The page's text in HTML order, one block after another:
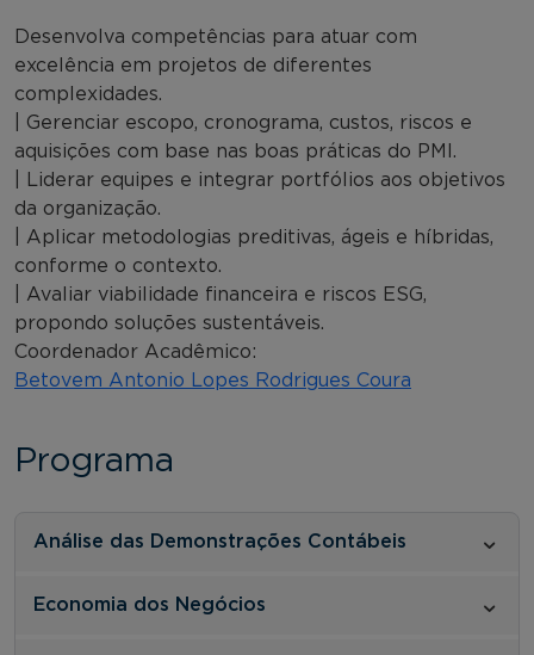
Desenvolva competências para atuar com
excelência em projetos de diferentes
complexidades.
| Gerenciar escopo, cronograma, custos, riscos e
aquisições com base nas boas práticas do PMI.
| Liderar equipes e integrar portfólios aos objetivos
da organização.
| Aplicar metodologias preditivas, ágeis e híbridas,
conforme o contexto.
| Avaliar viabilidade financeira e riscos ESG,
propondo soluções sustentáveis.
Coordenador Acadêmico:
Betovem Antonio Lopes Rodrigues Coura
Programa
Análise das Demonstrações Contábeis
Economia dos Negócios